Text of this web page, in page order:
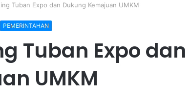
Tuban Expo dan Dukung Kemajuan UMKM
PEMERINTAHAN
Tuban Expo dan
UMKM